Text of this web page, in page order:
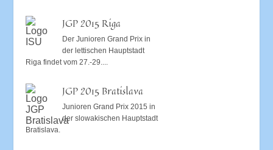
JGP 2015 Riga
Der Junioren Grand Prix in
der lettischen Hauptstadt
Riga findet vom 27.-29....
JGP 2015 Bratislava
Junioren Grand Prix 2015 in
der slowakischen Hauptstadt
Bratislava.